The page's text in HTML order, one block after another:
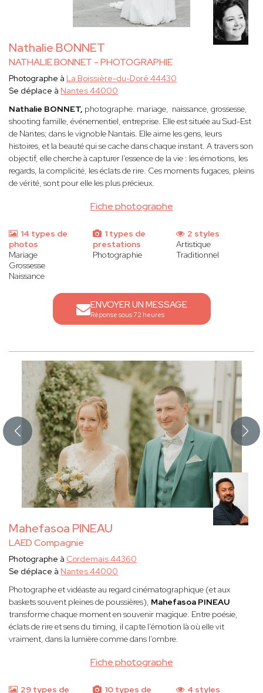
Nathalie BONNET
NATHALIE BONNET - PHOTOGRAPHIE
Fiche photographe
Photographe à La Boissière-du-Doré 44430
Se déplace à Nantes 44000
Nathalie BONNET, photographe. mariage, naissance, grossesse,
shooting famille, événementiel, entreprise. Elle est située au Sud-Est
de Nantes; dans le vignoble Nantais. Elleaime les gens, leurs
histoires, et la beauté qui se cache dans chaque instant. A travers son
objectif, elle cherche à capturer l'essence de la vie : les émotions, les
regards, la complicité, les éclats de rire. Ces moments fugaces, pleins
de vérité, sont pour elle les plus précieux.
14 types de
photos
Mariage
Grossesse
Naissance
1 types de
prestations
Photographie
2 styles
Artistique
Traditionnel
ENVOYER UN MESSAGE
Réponse sous 72 heures
Mahefasoa PINEAU
LAED Compagnie
Fiche photographe
Photographe à Cordemais 44360
Se déplace à Nantes 44000
Photographe et vidéaste au regard cinématographique (et aux
baskets souvent pleines de poussières), Mahefasoa PINEAU
transforme chaque moment en souvenir magique. Entre poésie,
éclats de rire et sens du timing, il capte l’émotion là où elle vit
vraiment, dans la lumière comme dans l’ombre.
29 types de
10 types de
4 styles